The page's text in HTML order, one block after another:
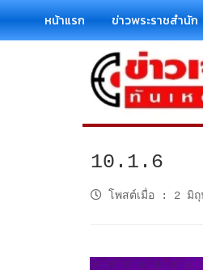
หน้าแรก ข่าวพระราชสำนัก
10.1.6
โพสต์เมื่อ : 2 มิถุ